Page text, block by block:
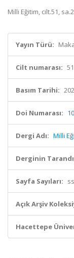
Milli Eğitim, cilt.51,
Yayın Türü:
Cilt numarası: 51
Basım Tarihi:
Doi Numarası:
Dergi Adı: Milli
Derginin
Sayfa Sayıları:
Açık Arşiv
Hacettepe